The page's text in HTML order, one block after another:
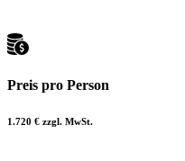
Preis pro Person
1.720 € zzgl. MwSt.